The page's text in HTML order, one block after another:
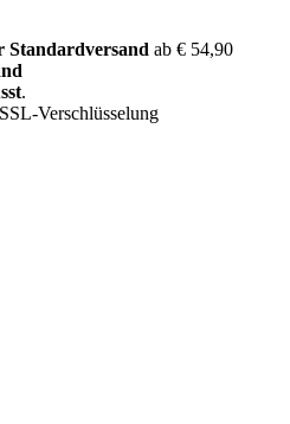
Standardversand ab € 54,90
.
Verschlüsselung